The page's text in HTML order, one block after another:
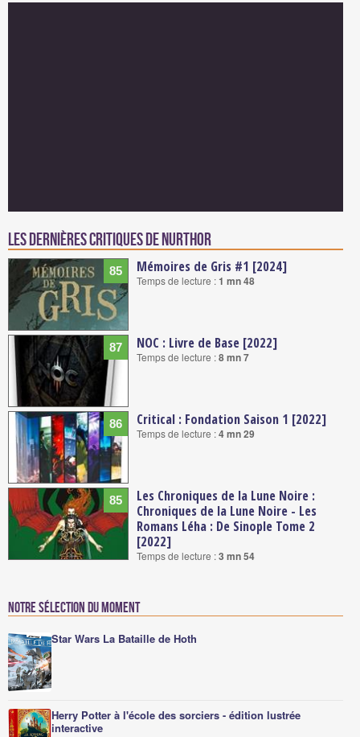
Les dernières critiques de NURTHOR
85 Mémoires de Gris #1 [2024]
Temps de lecture :1 mn 48
87 NOC : Livre de Base [2022]
Temps de lecture :8 mn 7
86 Critical : Fondation Saison 1 [2022]
Temps de lecture :4 mn 29
85
Les Chroniques de la Lune Noire :
Chroniques de la Lune Noire - Les
Romans Léha : De Sinople Tome 2
[2022]
Temps de lecture :3 mn 54
Notre sélection du moment
Star Wars La Bataille de Hoth
Herry Potter à l'école des sorciers - édition lustrée
interactive